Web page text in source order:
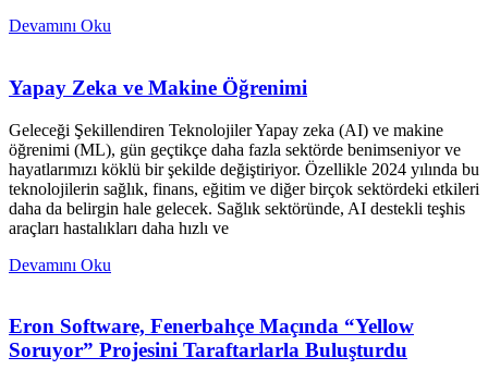
Devamını Oku
Yapay Zeka ve Makine Öğrenimi
Geleceği Şekillendiren Teknolojiler Yapay zeka (AI) ve makine
öğrenimi (ML), gün geçtikçe daha fazla sektörde benimseniyor ve
hayatlarımızı köklü bir şekilde değiştiriyor. Özellikle 2024 yılında bu
teknolojilerin sağlık, finans, eğitim ve diğer birçok sektördeki etkileri
daha da belirgin hale gelecek. Sağlık sektöründe, AI destekli teşhis
araçları hastalıkları daha hızlı ve
Devamını Oku
Eron Software, Fenerbahçe Maçında “Yellow
Soruyor” Projesini Taraftarlarla Buluşturdu